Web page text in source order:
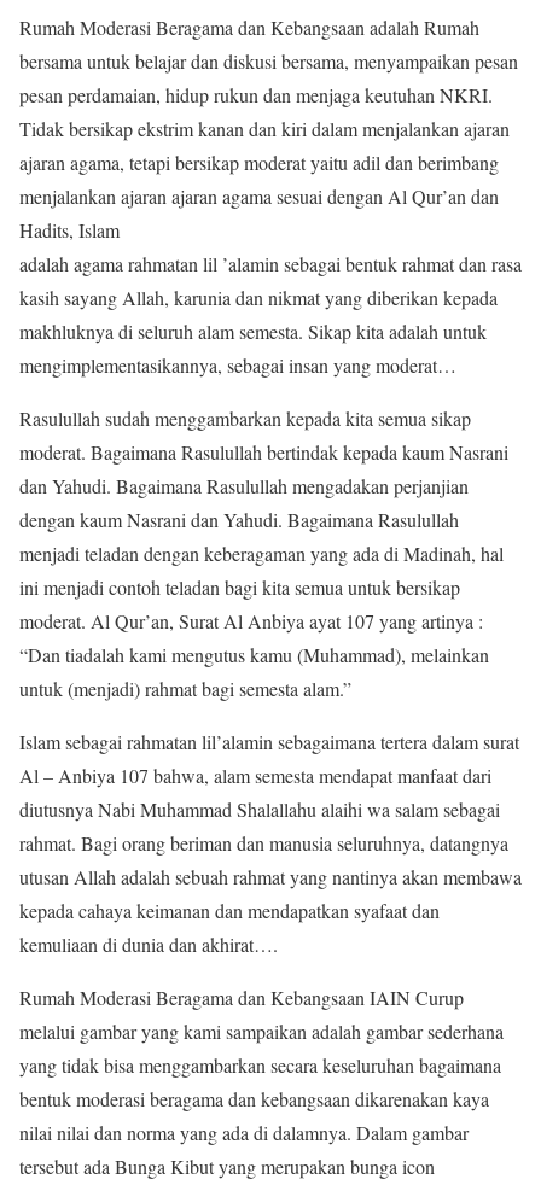
Rumah Moderasi Beragama dan Kebangsaan adalah Rumah
bersama untuk belajar dan diskusi bersama, menyampaikan pesan
pesan perdamaian, hidup rukun dan menjaga keutuhan NKRI.
Tidak bersikap ekstrim kanan dan kiri dalam menjalankan ajaran
ajaran agama, tetapi bersikap moderat yaitu adil dan berimbang
menjalankan ajaran ajaran agama sesuai dengan Al Qur’an dan
Hadits, Islam
adalah agama rahmatan lil ’alamin sebagai bentuk rahmat dan rasa
kasih sayang Allah, karunia dan nikmat yang diberikan kepada
makhluknya di seluruh alam semesta. Sikap kita adalah untuk
mengimplementasikannya, sebagai insan yang moderat…
Rasulullah sudah menggambarkan kepada kita semua sikap
moderat. Bagaimana Rasulullah bertindak kepada kaum Nasrani
dan Yahudi. Bagaimana Rasulullah mengadakan perjanjian
dengan kaum Nasrani dan Yahudi. Bagaimana Rasulullah
menjadi teladan dengan keberagaman yang ada di Madinah, hal
ini menjadi contoh teladan bagi kita semua untuk bersikap
moderat. Al Qur’an, Surat Al Anbiya ayat 107 yang artinya :
“Dan tiadalah kami mengutus kamu (Muhammad), melainkan
untuk (menjadi) rahmat bagi semesta alam.”
Islam sebagai rahmatan lil’alamin sebagaimana tertera dalam surat
Al – Anbiya 107 bahwa, alam semesta mendapat manfaat dari
diutusnya Nabi Muhammad Shalallahu alaihi wa salam sebagai
rahmat. Bagi orang beriman dan manusia seluruhnya, datangnya
utusan Allah adalah sebuah rahmat yang nantinya akan membawa
kepada cahaya keimanan dan mendapatkan syafaat dan
kemuliaan di dunia dan akhirat….
Rumah Moderasi Beragama dan Kebangsaan IAIN Curup
melalui gambar yang kami sampaikan adalah gambar sederhana
yang tidak bisa menggambarkan secara keseluruhan bagaimana
bentuk moderasi beragama dan kebangsaan dikarenakan kaya
nilai nilai dan norma yang ada di dalamnya. Dalam gambar
tersebut ada Bunga Kibut yang merupakan bunga icon